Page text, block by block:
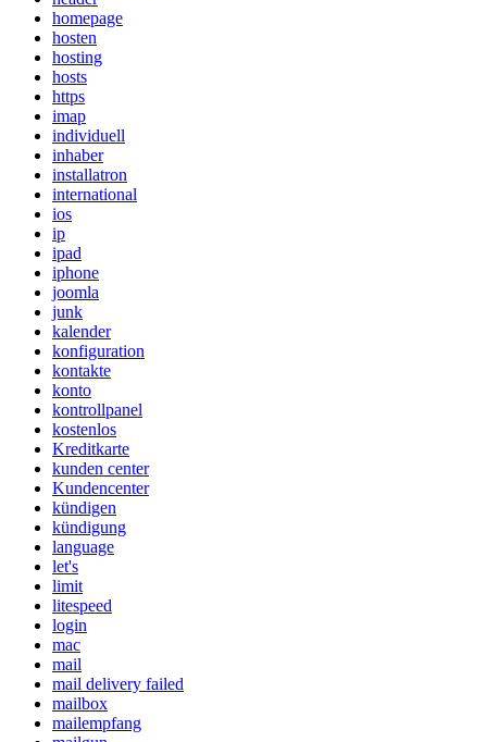
homepage
hosten
hosting
hosts
https
imap
individuell
inhaber
installatron
international
ios
ip
ipad
iphone
joomla
junk
kalender
konfiguration
kontakte
konto
kontrollpanel
kostenlos
Kreditkarte
kunden center
Kundencenter
kündigen
kündigung
language
let's
limit
litespeed
login
mac
mail
mail delivery failed
mailbox
mailempfang